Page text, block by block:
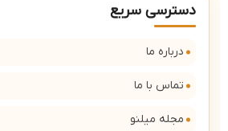
دسترسی سریع
درباره ما
تماس با ما
مجله میلنو